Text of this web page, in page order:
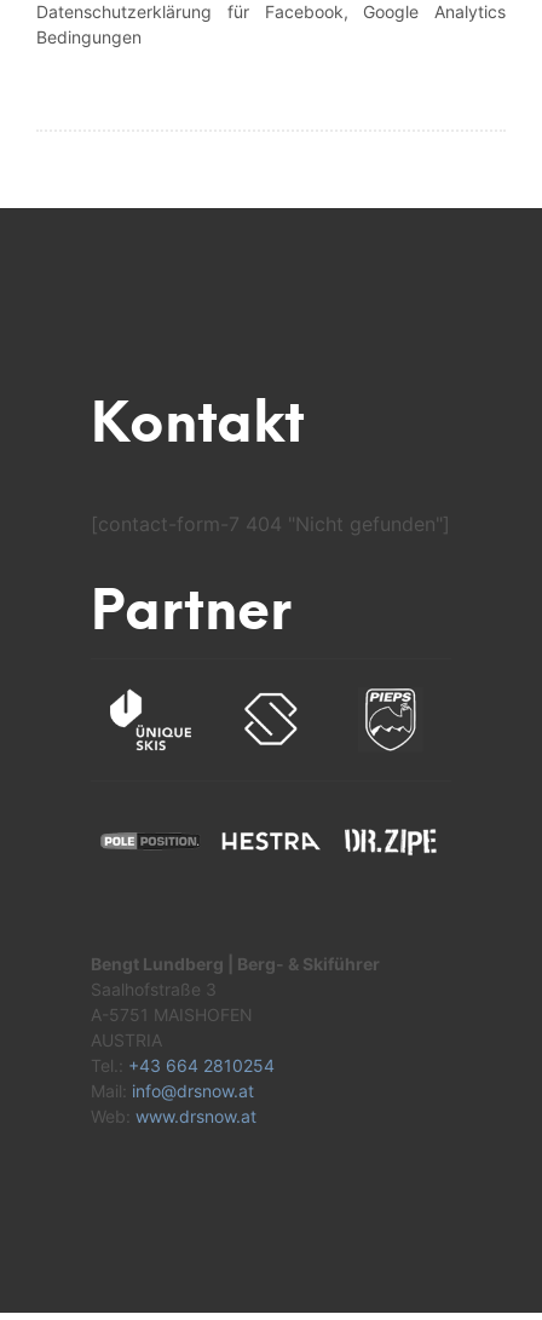
Datenschutzerklärung für Facebook, Google Analytics
Bedingungen
Kontakt
[contact-form-7 404 "Nicht gefunden"]
Partner
Bengt Lundberg | Berg- & Skiführer
Saalhofstraße 3
A-5751 MAISHOFEN
AUSTRIA
Tel.: +43 664 2810254
Mail: info@drsnow.at
Web: www.drsnow.at